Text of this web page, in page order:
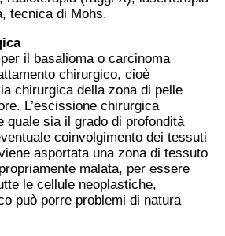
tecnica di Mohs.
il basalioma o carcinoma
chirurgico, cioè
chirurgica della zona di pelle
L’escissione chirurgica
quale sia il grado di profondità
coinvolgimento dei tessuti
asportata una zona di tessuto
malata, per essere
le cellule neoplastiche,
può porre problemi di natura